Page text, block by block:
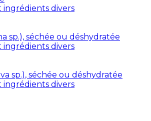
ingrédients divers
sp.), séchée ou déshydratée
ingrédients divers
sp.), séchée ou déshydratée
ingrédients divers